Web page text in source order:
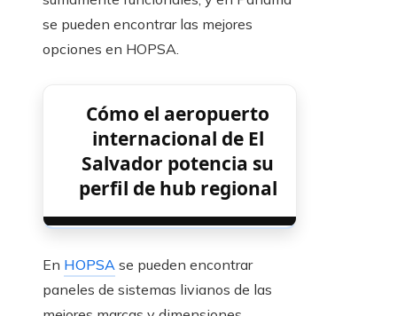
se pueden encontrar las mejores
opciones en HOPSA.
Cómo el aeropuerto
internacional de El
Salvador potencia su
perfil de hub regional
En HOPSA se pueden encontrar
paneles de sistemas livianos de las